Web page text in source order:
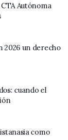
Autónoma
2026 un derecho
cuando el
como